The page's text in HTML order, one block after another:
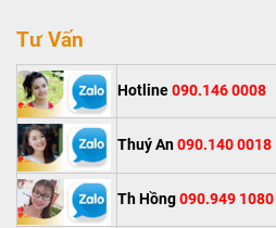
Tư Vấn
Hotline090.146 0008
Thuý An090.140 0018
Th Hồng090.949 1080